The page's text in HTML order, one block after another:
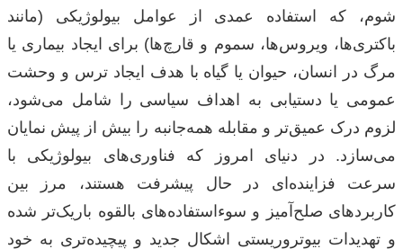
شوم، که استفاده عمدی از عوامل بیولوژیکی (مانند
باکتری‌ها، ویروس‌ها، سموم و قارچ‌ها) برای ایجاد بیماری یا
مرگ در انسان، حیوان یا گیاه با هدف ایجاد ترس و وحشت
عمومی یا دستیابی به اهداف سیاسی را شامل می‌شود،
لزوم درک عمیق‌تر و مقابله همه‌جانبه را بیش از پیش نمایان
می‌سازد. در دنیای امروز که فناوری‌های بیولوژیکی با
سرعت فزاینده‌ای در حال پیشرفت هستند، مرز بین
کاربردهای صلح‌آمیز و سوءاستفاده‌های بالقوه باریک‌تر شده
و تهدیدات بیوتروریستی اشکال جدید و پیچیده‌تری به خود